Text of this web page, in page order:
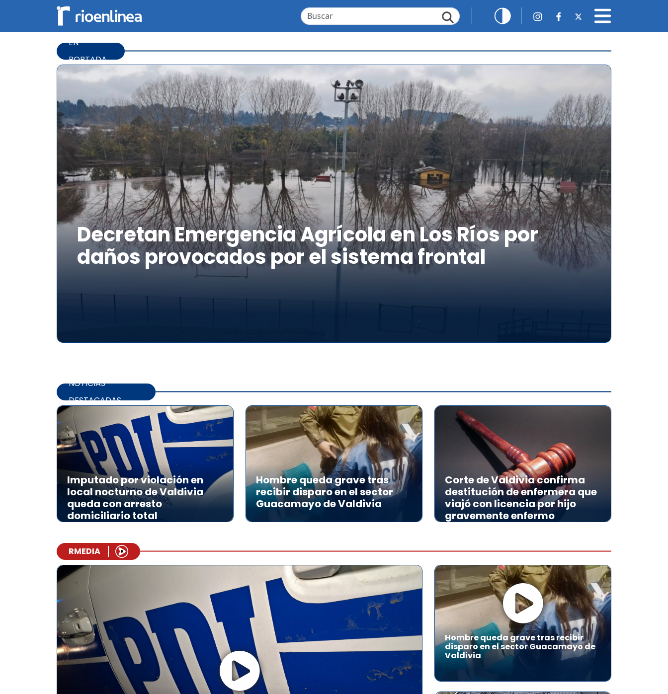
EN
PORTADA
Decretan Emergencia Agrícola en Los Ríos por
daños provocados por el sistema frontal
NOTICIAS
DESTACADAS
Imputado por violación en
local nocturno de Valdivia
queda con arresto
domiciliario total
Hombre queda grave tras
recibir disparo en el sector
Guacamayo de Valdivia
Corte de Valdivia confirma
destitución de enfermera que
viajó con licencia por hijo
gravemente enfermo
RMEDIA
Hombre queda grave tras recibir
disparo en el sector Guacamayo de
Valdivia